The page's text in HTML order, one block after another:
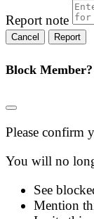
Report note
Report
Block Member?
Please confirm
You will no
See
Mention